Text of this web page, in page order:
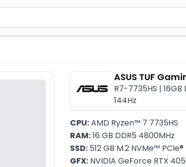
simvol yazın. Göndərmək üçün Enter
ASUS TUF
R7-7735HS | 16GB
144Hz
CPU: AMD Ryzen™ 7 7735HS
RAM: 16 GB DDR5 4800MHz
SSD: 512 GB M.2 NVMe™ PCIe®
GFX: NVIDIA GeForce RTX